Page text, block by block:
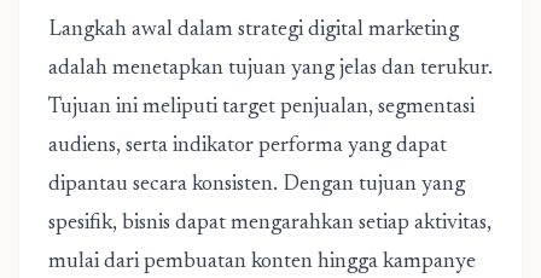
Langkah awal dalam strategi digital marketing
adalah menetapkan tujuan yang jelas dan terukur.
Tujuan ini meliputi target penjualan, segmentasi
audiens, serta indikator performa yang dapat
dipantau secara konsisten. Dengan tujuan yang
spesifik, bisnis dapat mengarahkan setiap aktivitas,
mulai dari pembuatan konten hingga kampanye